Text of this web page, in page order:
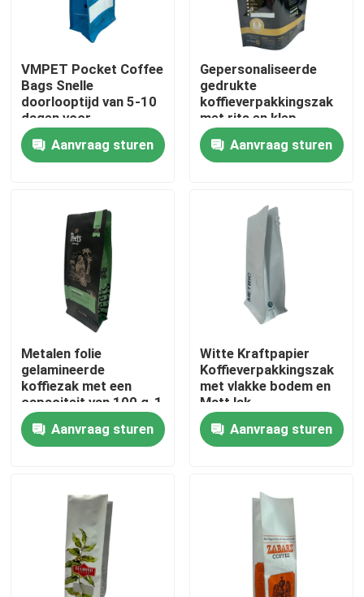
Huis
Ongeveer ons
Fabrieksreis
Kwaliteitscontrole
Contacteer ons
Nieuws
Voedsel Verpakkingszakken
Uitloop verpakkingstas
VMPET Pocket Coffee
Bags Snelle
doorlooptijd van 5-10
dagen voor
aangepaste
ontwerpen
Aanvraag sturen
Gepersonaliseerde
gedrukte
koffieverpakkingszak
met rits en klep
Aanvraag sturen
Metalen folie
gelamineerde
koffiezak met een
capaciteit van 100 g-1
kg
Aanvraag sturen
Witte Kraftpapier
Koffieverpakkingszak
met vlakke bodem en
Matt lak
Aanvraag sturen